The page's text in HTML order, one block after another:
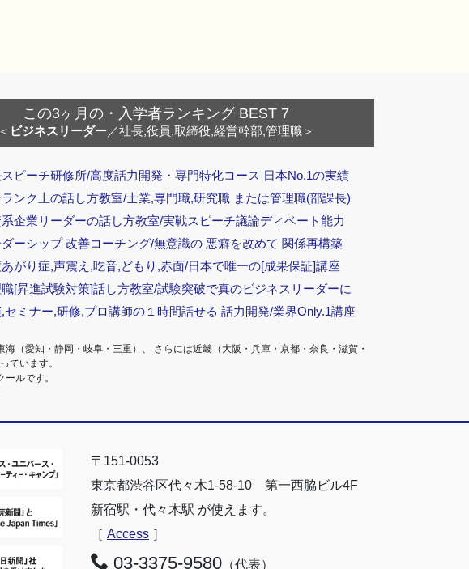
この3ヶ月の・入学者ランキング BEST 7
＜ ビジネスリーダー／社長,役員,取締役,経営幹部,管理職＞
ピーチ研修所/高度話力開発・専門特化コース 日本No.1の実績
ランク上の話し方教室/士業,専門職,研究職 または管理職(部課長)
企業リーダーの話し方教室/実戦スピーチ議論ディベート能力
ダーシップ 改善コーチング/無意識の 悪癖を改めて 関係再構築
がり症,声震え,吃音,どもり,赤面/日本で唯一の[成果保証]講座
[昇進試験対策]話し方教室/試験突破で真のビジネスリーダーに
セミナー,研修,プロ講師の１時間話せる 話力開発/業界Only.1講座
（愛知・静岡・岐阜・三重）、 さらには近畿（大阪・兵庫・京都・奈良・滋賀・
ています。
ルです。
〒151-0053
東京都渋谷区代々木1-58-10 第一西脇ビル4F
新宿駅・代々木駅 が使えます。
［ Access］
03-3375-9580（代表）